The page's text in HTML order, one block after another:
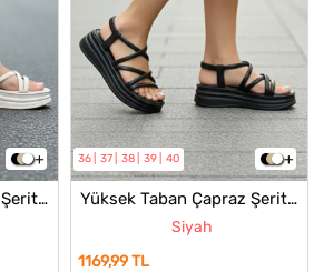
Yüksek Taban Çapraz Şeritli Kadın Sandalet
36 37 38 39 40
Yüksek Taban Çapraz Şeritli Kadın Sandalet
Siyah
1169,99 TL